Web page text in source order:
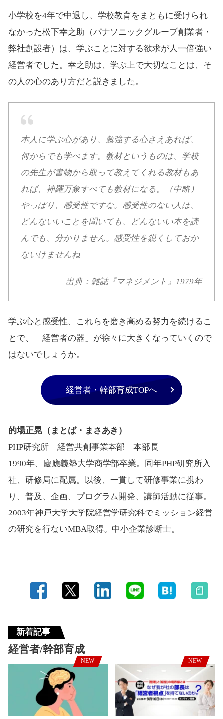
小学校を4年で中退し、学校教育をまともに受けられ
なかった松下幸之助（パナソニックグループ創業者・
弊社創設者）は、学ぶことに対する欲求が人一倍強い
経営者でした。幸之助は、学ぶ上で大切なことは、そ
の人の心のあり方だと説きました。
本人に学ぶ心があり、勉強する心さえあれば、
何からでも学べます。教材というものは、学校
の先生が書物から取って教えてくれる教材もあ
れば、神羅万象すべても教材になる。（中略）
やっぱり、感受性ですな。感受性のない人は、
どんないいことを聞いても、どんないい本を読
んでも、分かりません。感受性を鋭くしておか
ないけませんね
出典：雑誌『マネジメント』1979年
学ぶ心と感受性、これらを磨き高める努力を続けるこ
とで、「経営者の器」が徐々に大きくなっていくので
はないでしょうか。
経営者・幹部育成TOPへ
的場正晃（まとば・まさあき）
PHP研究所 経営共創事業本部 本部長
1990年、慶應義塾大学商学部卒業。同年PHP研究所入
社、研修局に配属。以後、一貫して研修事業に携わ
り、普及、企画、プログラム開発、講師活動に従事。
2003年神戸大学大学院経営学研究科でミッション経営
の研究を行ないMBA取得。中小企業診断士。
新着記事
経営者/幹部育成
NEW NEW